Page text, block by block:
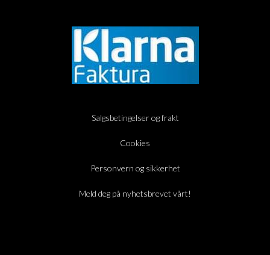
Salgsbetingelser og frakt
Cookies
Personvern og sikkerhet
Meld deg på nyhetsbrevet vårt!